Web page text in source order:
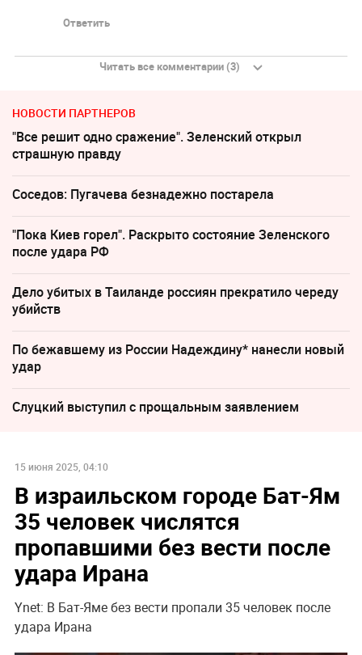
Ответить
Читать все комментарии (3)
НОВОСТИ ПАРТНЕРОВ
"Все решит одно сражение". Зеленский открыл
страшную правду
Соседов: Пугачева безнадежно постарела
"Пока Киев горел". Раскрыто состояние Зеленского
после удара РФ
Дело убитых в Таиланде россиян прекратило череду
убийств
По бежавшему из России Надеждину* нанесли новый
удар
Слуцкий выступил с прощальным заявлением
15 июня 2025, 04:10
В израильском городе Бат-Ям
35 человек числятся
пропавшими без вести после
удара Ирана
Ynet: В Бат-Яме без вести пропали 35 человек после
удара Ирана